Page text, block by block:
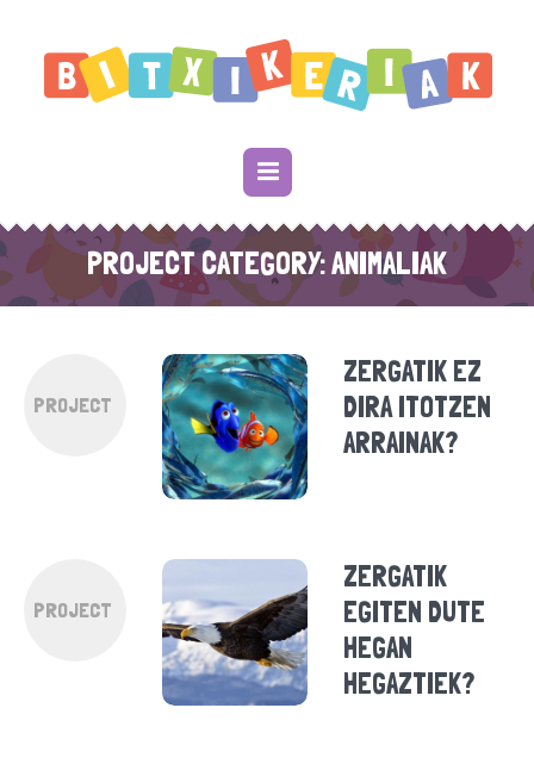
PROJECT CATEGORY:ANIMALIAK
PROJECT
ZERGATIK EZ
DIRA ITOTZEN
ARRAINAK?
PROJECT
ZERGATIK
EGITEN DUTE
HEGAN
HEGAZTIEK?